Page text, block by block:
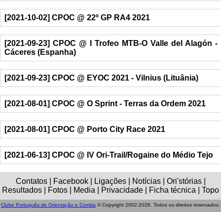
[2021-10-02] CPOC @ 22º GP RA4 2021
[2021-09-23] CPOC @ I Trofeo MTB-O Valle del Alagón -
Cáceres (Espanha)
[2021-09-23] CPOC @ EYOC 2021 - Vilnius (Lituânia)
[2021-08-01] CPOC @ O Sprint - Terras da Ordem 2021
[2021-08-01] CPOC @ Porto City Race 2021
[2021-06-13] CPOC @ IV Ori-Trail/Rogaine do Médio Tejo
Contatos | Facebook | Ligações | Notícias | Ori'stórias |
Resultados | Fotos | Media | Privacidade | Ficha técnica | Topo
Clube Português de Orientação e Corrida © Copyright 2002-2026. Todos os direitos reservados.